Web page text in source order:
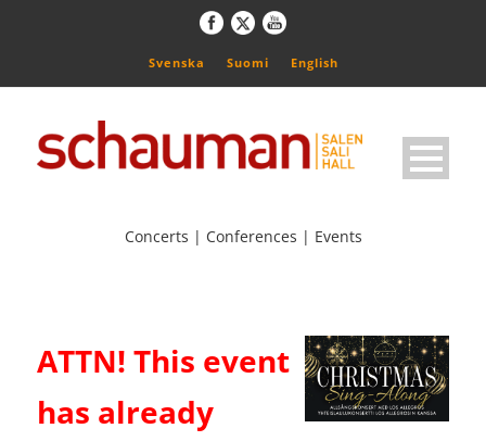
Svenska Suomi English
Concerts | Conferences | Events
ATTN! This event
has already